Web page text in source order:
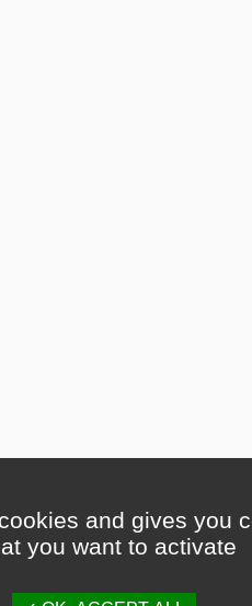
and gives you
you want to activate